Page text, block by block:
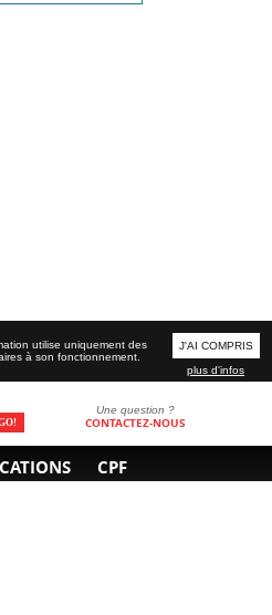
Une question ?
CONTACTEZ-NOUS
CPF
utilise uniquement des
à son fonctionnement.
J'AI COMPRIS
plus d'infos